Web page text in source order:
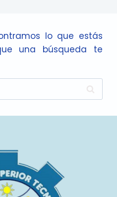
lo que estás
una búsqueda te